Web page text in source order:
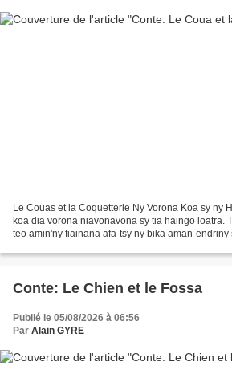
Le Couas et la Coquetterie Ny Vorona Koa sy ny
koa dia vorona niavonavona sy tia haingo loatra.
teo amin'ny fiainana afa-tsy ny bika aman-endriny
Conte: Le Chien et le Fossa
Publié le 05/08/2026 à 06:56
Par Alain GYRE